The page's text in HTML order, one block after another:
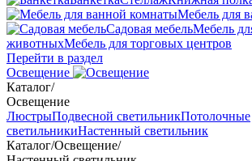
Мебель для
Садовая мебельМебель
животныхМебель для торговых центров
Перейти в раздел
Освещение
Каталог/
Освещение
ЛюстрыПодвесной светильникПотолочные
светильникиНастенный светильник
Каталог/Освещение/